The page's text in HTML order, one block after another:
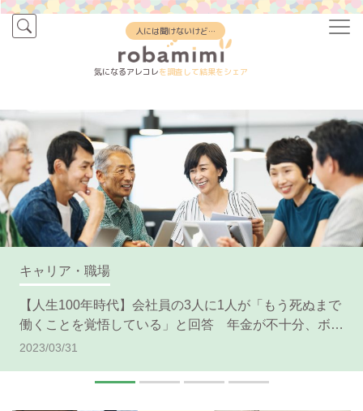
人には聞けないけど…
気になるアレコレを調査して結果をシェア
キャリア・職場
【人生100年時代】会社員の3人に1人が「もう死ぬまで
働くことを覚悟している」と回答 年金が不十分、ボケ
そう、の声
2023/03/31